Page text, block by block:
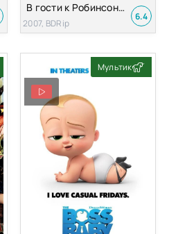
В гости к Робинсонам
2007, BDRip
6.4
Мультик